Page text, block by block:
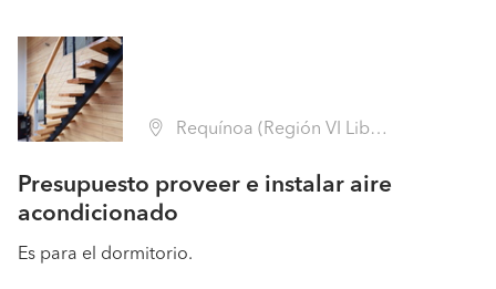
Requínoa (Región VI Libertador B. O'Higgins - Cachapoal)
Presupuesto proveer e instalar aire
acondicionado
Es para el dormitorio.